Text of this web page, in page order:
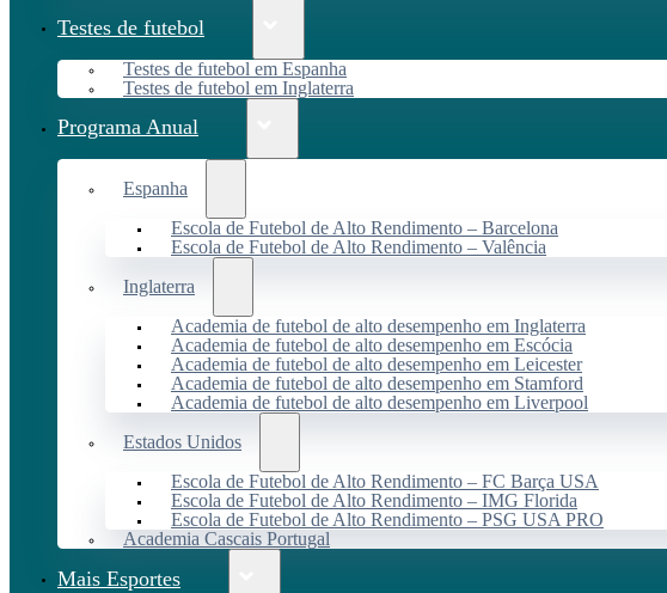
Testes de futebol
Testes de futebol em Espanha
Testes de futebol em Inglaterra
Programa Anual
Espanha
Escola de Futebol de Alto Rendimento – Barcelona
Escola de Futebol de Alto Rendimento – Valência
Inglaterra
Academia de futebol de alto desempenho em Inglaterra
Academia de futebol de alto desempenho em Escócia
Academia de futebol de alto desempenho em Leicester
Academia de futebol de alto desempenho em Stamford
Academia de futebol de alto desempenho em Liverpool
Estados Unidos
Escola de Futebol de Alto Rendimento – FC Barça USA
Escola de Futebol de Alto Rendimento – IMG Florida
Escola de Futebol de Alto Rendimento – PSG USA PRO
Academia Cascais Portugal
Mais Esportes